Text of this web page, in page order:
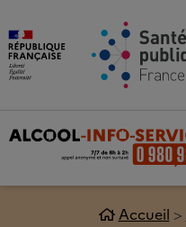
Accueil